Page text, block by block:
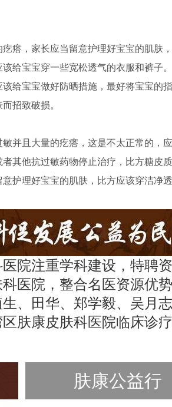
，家长应当留意护理好宝宝的肌肤
给宝宝穿一些宽松透气的衣服和裤子
给宝宝做好防晒措施，最好将宝宝的
招致破损。
且大量的疙瘩，这是不太正常的，
其他抗过敏药物停止治疗，比方糖皮质
护理好宝宝的肌肤，比方应该穿洁净
院注重学科建设，特聘
医院，整合名医资源优
、田华、郑学毅、吴月
肤康皮肤科医院临床诊
肤康公益行